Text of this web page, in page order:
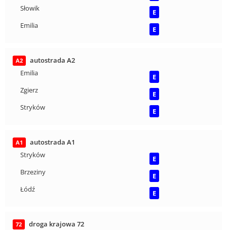
Słowik
E
Emilia
E
A2
autostrada A2
Emilia
E
Zgierz
E
Stryków
E
A1
autostrada A1
Stryków
E
Brzeziny
E
Łódź
E
72
droga krajowa 72